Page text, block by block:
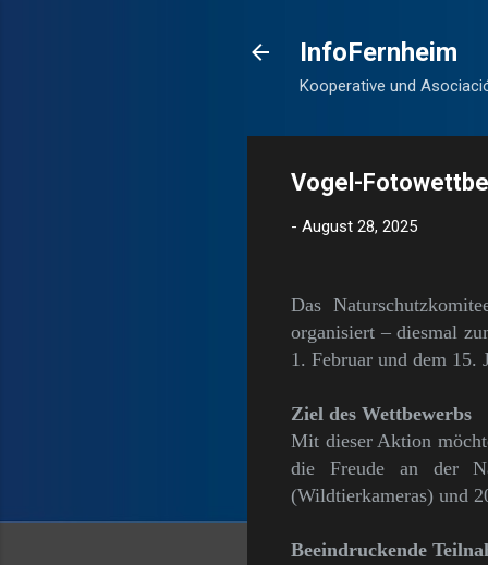
InfoFernheim
Kooperative und
Vogel-
- August 28, 2025
Das
organisiert – diesmal
1. Februar und dem 15.
Ziel des Wettbewerbs
Mit dieser Aktion
die Freude an der
(Wildtierkameras) und
Beeindruckende